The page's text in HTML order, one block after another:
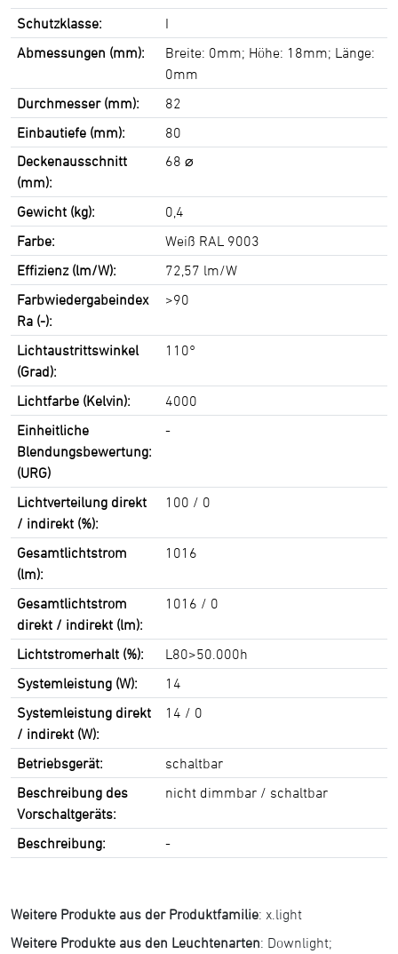
Schutzklasse:
I
Abmessungen (mm):
Breite: 0mm; Höhe: 18mm; Länge:
0mm
Durchmesser (mm):
82
Einbautiefe (mm):
80
Deckenausschnitt
(mm):
68 ⌀
Gewicht (kg):
0,4
Farbe:
Weiß RAL 9003
Effizienz (lm/W):
72,57 lm/W
Farbwiedergabeindex
Ra (-):
>90
Lichtaustrittswinkel
(Grad):
110°
Lichtfarbe (Kelvin):
4000
Einheitliche
Blendungsbewertung:
(URG)
-
Lichtverteilung direkt
/ indirekt (%):
100 / 0
Gesamtlichtstrom
(lm):
1016
Gesamtlichtstrom
direkt / indirekt (lm):
1016 / 0
Lichtstromerhalt (%):
L80>50.000h
Systemleistung (W):
14
Systemleistung direkt
/ indirekt (W):
14 / 0
Betriebsgerät:
schaltbar
Beschreibung des
Vorschaltgeräts:
nicht dimmbar / schaltbar
Beschreibung: -
Weitere Produkte aus der Produktfamilie: x.light
Weitere Produkte aus den Leuchtenarten: Downlight;